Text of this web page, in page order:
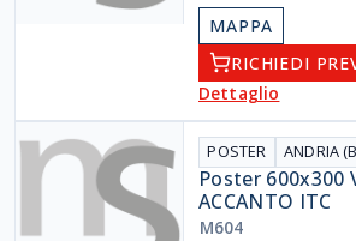
MAPPA
RICHIEDI
Dettaglio
POSTER ANDRIA
Poster 600x300
ACCANTO ITC
M604